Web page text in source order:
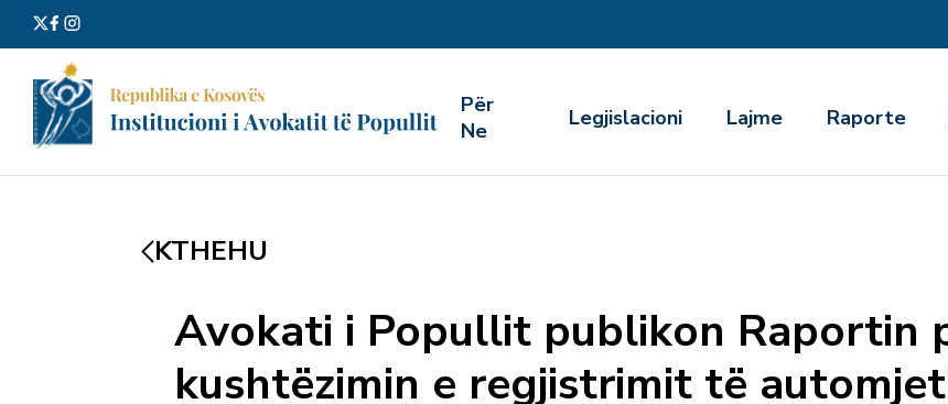
Për
Ne
Legjislacioni Lajme Raporte
KTHEHU
Avokati i Popullit publikon Raportin
kushtëzimin e regjistrimit të